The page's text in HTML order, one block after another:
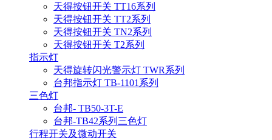
天得按钮开关 TT16系列
天得按钮开关 TT2系列
天得按钮开关 TN2系列
天得按钮开关 T2系列
指示灯
天得旋转闪光警示灯 TWR系列
台邦指示灯 TB-1101系列
三色灯
台邦- TB50-3T-E
台邦-TB42系列三色灯
行程开关及微动开关